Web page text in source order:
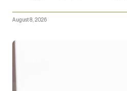
August 8, 2026